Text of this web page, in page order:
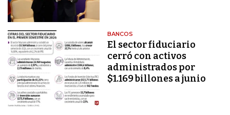
BANCOS
El sector fiduciario
cerró con activos
administrados por
$1.169 billones a junio